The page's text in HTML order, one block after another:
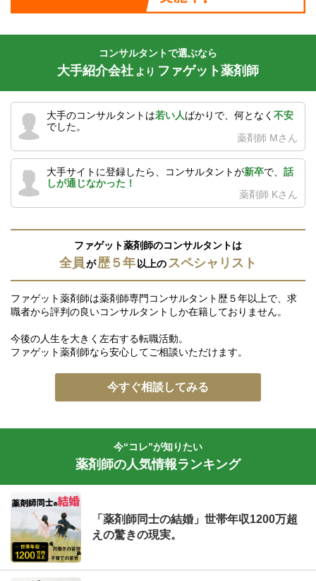
コンサルタントで選ぶなら
大手紹介会社 より ファゲット薬剤師
大手のコンサルタントは若い人ばかりで、何となく 不安
でした。
薬剤師 Mさん
大手サイトに登録したら、コンサルタントが新卒で、 話
しが通じなかった！
薬剤師 Kさん
ファゲット薬剤師のコンサルタントは
全員が歴５年以上のスペシャリスト
ファゲット薬剤師は薬剤師専門コンサルタント歴５年以上で、求
職者から評判の良いコンサルタントしか在籍しておりません。
今後の人生を大きく左右する転職活動。
ファゲット薬剤師なら安心してご相談いただけます。
今すぐ相談してみる
今“コレ”が知りたい
薬剤師の人気情報ランキング
「薬剤師同士の結婚」世帯年収1200万超
えの驚きの現実。